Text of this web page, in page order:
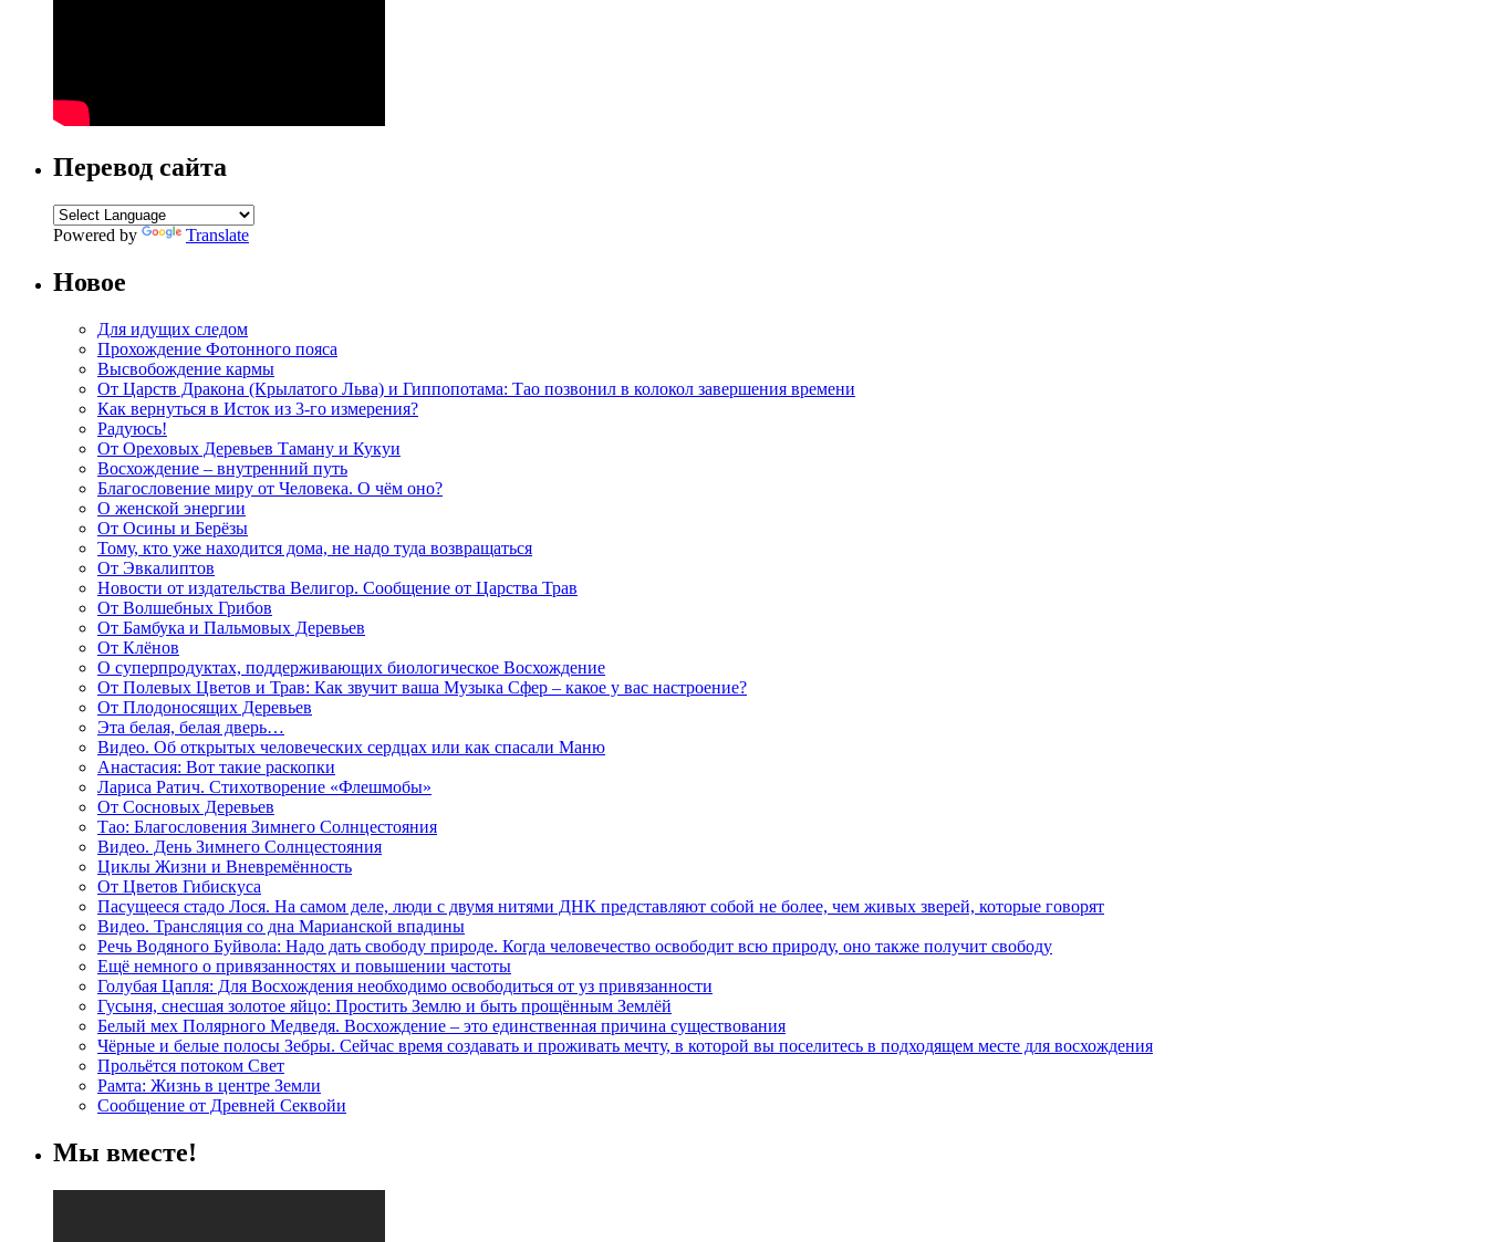
Перевод сайта
Powered by Translate
Новое
Для идущих следом
Прохождение Фотонного пояса
Высвобождение кармы
От Царств Дракона (Крылатого Льва) и Гиппопотама: Тао позвонил в колокол завершения времени
Как вернуться в Исток из 3-го измерения?
Радуюсь!
От Ореховых Деревьев Таману и Кукуи
Восхождение – внутренний путь
Благословение миру от Человека. О чём оно?
О женской энергии
От Осины и Берёзы
Тому, кто уже находится дома, не надо туда возвращаться
От Эвкалиптов
Новости от издательства Велигор. Сообщение от Царства Трав
От Волшебных Грибов
От Бамбука и Пальмовых Деревьев
От Клёнов
О суперпродуктах, поддерживающих биологическое Восхождение
От Полевых Цветов и Трав: Как звучит ваша Музыка Сфер – какое у вас настроение?
От Плодоносящих Деревьев
Эта белая, белая дверь…
Видео. Об открытых человеческих сердцах или как спасали Маню
Анастасия: Вот такие раскопки
Лариса Ратич. Стихотворение «Флешмобы»
От Сосновых Деревьев
Тао: Благословения Зимнего Солнцестояния
Видео. День Зимнего Солнцестояния
Циклы Жизни и Вневремённость
От Цветов Гибискуса
Пасущееся стадо Лося. На самом деле, люди с двумя нитями ДНК представляют собой не более, чем живых зверей, которые говорят
Видео. Трансляция со дна Марианской впадины
Речь Водяного Буйвола: Надо дать свободу природе. Когда человечество освободит всю природу, оно также получит свободу
Ещё немного о привязанностях и повышении частоты
Голубая Цапля: Для Восхождения необходимо освободиться от уз привязанности
Гусыня, снесшая золотое яйцо: Простить Землю и быть прощённым Землёй
Белый мех Полярного Медведя. Восхождение – это единственная причина существования
Чёрные и белые полосы Зебры. Сейчас время создавать и проживать мечту, в которой вы поселитесь в подходящем месте для восхождения
Прольётся потоком Свет
Рамта: Жизнь в центре Земли
Сообщение от Древней Секвойи
Мы вместе!